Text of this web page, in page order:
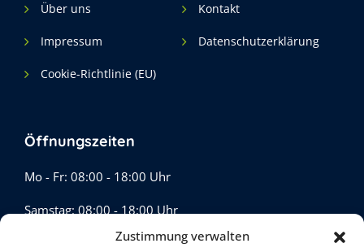
Zustimmung verwalten
Über uns Kontakt
Impressum Datenschutzerklärung
Cookie-Richtlinie (EU)
Öffnungszeiten
Mo - Fr: 08:00 - 18:00 Uhr
Samstag: 08:00 - 18:00 Uhr
Sonntags geschlossen